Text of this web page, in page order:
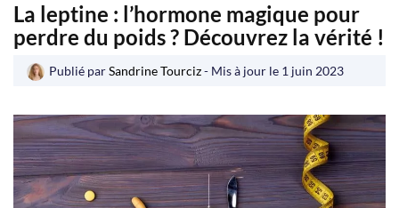
La leptine : l’hormone magique pour
perdre du poids ? Découvrez la vérité !
Publié parSandrine Tourciz- Mis à jour le 1 juin 2023